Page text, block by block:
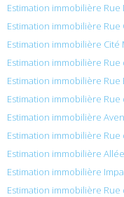
Estimation immobilière Rue
Estimation immobilière
Estimation immobilière Cité
Estimation immobilière
Estimation immobilière
Estimation immobilière
Estimation immobilière
Estimation immobilière
Estimation immobilière
Estimation immobilière
Estimation immobilière Rue